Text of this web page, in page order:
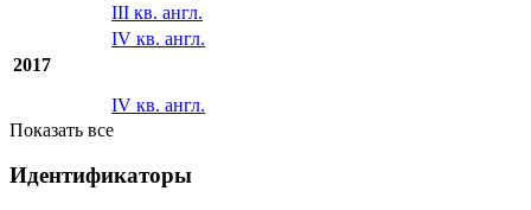
III кв. англ.
IV кв. англ.
2017
IV кв. англ.
Показать все
Идентификаторы